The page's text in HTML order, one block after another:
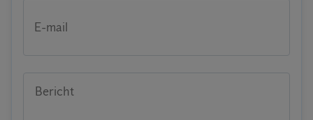
E-mail
Bericht